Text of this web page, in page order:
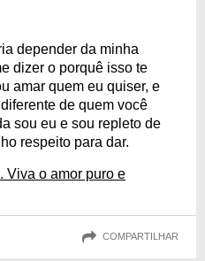
depender da minha
dizer o porquê isso te
amar quem eu quiser, e
de quem você
sou eu e sou repleto de
respeito para dar.
Viva o amor puro e
COMPARTILHAR